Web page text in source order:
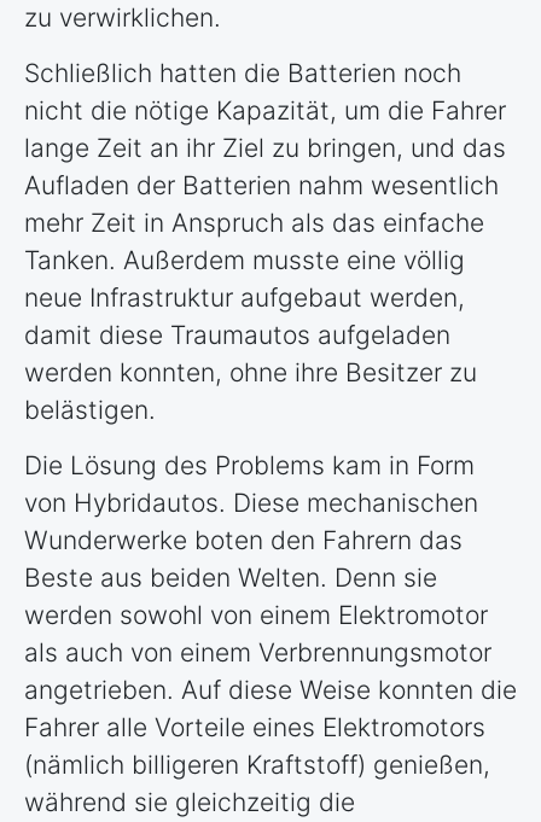
zu verwirklichen.
Schließlich hatten die Batterien noch
nicht die nötige Kapazität, um die Fahrer
lange Zeit an ihr Ziel zu bringen, und das
Aufladen der Batterien nahm wesentlich
mehr Zeit in Anspruch als das einfache
Tanken. Außerdem musste eine völlig
neue Infrastruktur aufgebaut werden,
damit diese Traumautos aufgeladen
werden konnten, ohne ihre Besitzer zu
belästigen.
Die Lösung des Problems kam in Form
von Hybridautos. Diese mechanischen
Wunderwerke boten den Fahrern das
Beste aus beiden Welten. Denn sie
werden sowohl von einem Elektromotor
als auch von einem Verbrennungsmotor
angetrieben. Auf diese Weise konnten die
Fahrer alle Vorteile eines Elektromotors
(nämlich billigeren Kraftstoff) genießen,
während sie gleichzeitig die